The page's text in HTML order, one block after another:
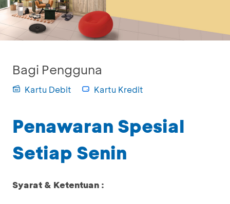
Bagi Pengguna
Kartu Debit Kartu Kredit
Penawaran Spesial
Setiap Senin
Syarat & Ketentuan :